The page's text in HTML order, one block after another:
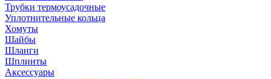
Трубки термоусадочные
Уплотнительные кольца
Хомуты
Шайбы
Шланги
Шплинты
Аксессуары